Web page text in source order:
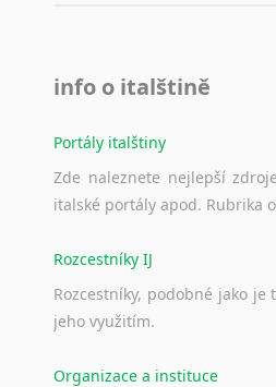
info o italštině
Portály italštiny
Zde naleznete nejlepší zdroje
italské portály apod. Rubrika
Rozcestníky IJ
Rozcestníky, podobné jako je
jeho využitím.
Organizace a instituce